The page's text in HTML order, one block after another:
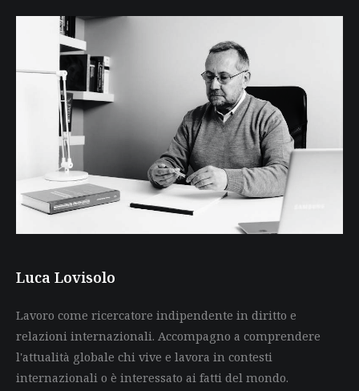
Luca Lovisolo
Lavoro come ricercatore indipendente in diritto e
relazioni internazionali. Accompagno a comprendere
l'attualità globale chi vive e lavora in contesti
internazionali o è interessato ai fatti del mondo.